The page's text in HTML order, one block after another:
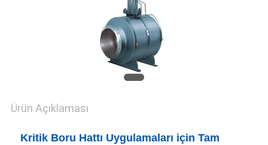
İNDIRIM
İSTE
Ürün Açıklaması
Kritik Boru Hattı Uygulamaları için Tam